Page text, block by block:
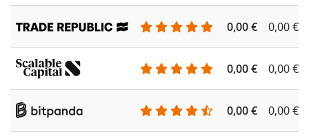
0,00 € 0,00 €
0,00 € 0,00 €
0,00 € 0,00 €